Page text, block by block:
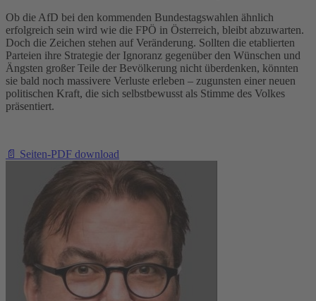
Ob die AfD bei den kommenden Bundestagswahlen ähnlich
erfolgreich sein wird wie die FPÖ in Österreich, bleibt abzuwarten.
Doch die Zeichen stehen auf Veränderung. Sollten die etablierten
Parteien ihre Strategie der Ignoranz gegenüber den Wünschen und
Ängsten großer Teile der Bevölkerung nicht überdenken, könnten
sie bald noch massivere Verluste erleben – zugunsten einer neuen
politischen Kraft, die sich selbstbewusst als Stimme des Volkes
präsentiert.
📄 Seiten-PDF download